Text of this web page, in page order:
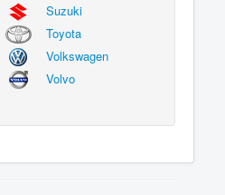
Suzuki
Toyota
Volkswagen
Volvo